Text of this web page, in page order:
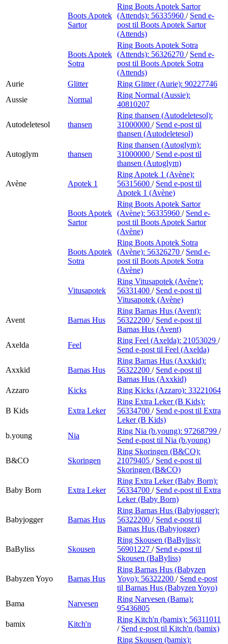
Boots Apotek
Sartor
Ring Boots Apotek Sartor
(Attends): 56335960 / Send e-
post til Boots Apotek Sartor
(Attends)
Boots Apotek
Sotra
Ring Boots Apotek Sotra
(Attends): 56326270 / Send e-
post til Boots Apotek Sotra
(Attends)
Aurie
Glitter Ring Glitter (Aurie): 90227746
Aussie
Normal
Ring Normal (Aussie):
40810207
Autodeletesol thansen
Ring thansen (Autodeletesol):
31000000 / Send e-post til
thansen (Autodeletesol)
Autoglym thansen
Ring thansen (Autoglym):
31000000 / Send e-post til
thansen (Autoglym)
Avène Apotek 1
Ring Apotek 1 (Avène):
56315600 / Send e-post til
Apotek 1 (Avène)
Boots Apotek
Sartor
Ring Boots Apotek Sartor
(Avène): 56335960 / Send e-
post til Boots Apotek Sartor
(Avène)
Boots Apotek
Sotra
Ring Boots Apotek Sotra
(Avène): 56326270 / Send e-
post til Boots Apotek Sotra
(Avène)
Vitusapotek
Ring Vitusapotek (Avène):
56331400 / Send e-post til
Vitusapotek (Avène)
Avent Barnas Hus
Ring Barnas Hus (Avent):
56322200 / Send e-post til
Barnas Hus (Avent)
Axelda
Feel
Ring Feel (Axelda): 21053029 /
Send e-post til Feel (Axelda)
Axxkid Barnas Hus
Ring Barnas Hus (Axxkid):
56322200 / Send e-post til
Barnas Hus (Axxkid)
Azzaro
Kicks Ring Kicks (Azzaro): 33221064
B Kids Extra Leker
Ring Extra Leker (B Kids):
56334700 / Send e-post til Extra
Leker (B Kids)
b.young
Nia
Ring Nia (b.young): 97268799 /
Send e-post til Nia (b.young)
B&CO Skoringen
Ring Skoringen (B&CO):
21079405 / Send e-post til
Skoringen (B&CO)
Baby Born Extra Leker
Ring Extra Leker (Baby Born):
56334700 / Send e-post til Extra
Leker (Baby Born)
Babyjogger Barnas Hus
Ring Barnas Hus (Babyjogger):
56322200 / Send e-post til
Barnas Hus (Babyjogger)
BaByliss Skousen
Ring Skousen (BaByliss):
56901227 / Send e-post til
Skousen (BaByliss)
Babyzen Yoyo Barnas Hus
Ring Barnas Hus (Babyzen
Yoyo): 56322200 / Send e-post
til Barnas Hus (Babyzen Yoyo)
Bama
Narvesen
Ring Narvesen (Bama):
95436805
bamix
Kitch'n
Ring Kitch'n (bamix): 56311011
/ Send e-post til Kitch'n (bamix)
Ring Skousen (bamix):